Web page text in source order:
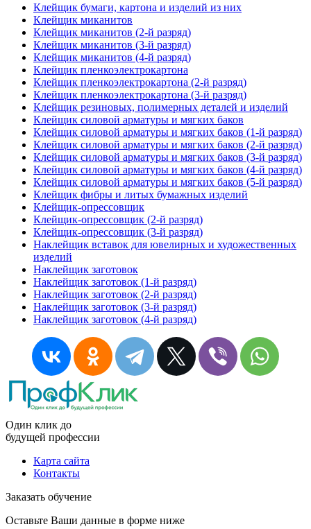
Клейщик бумаги, картона и изделий из них
Клейщик миканитов
Клейщик миканитов (2-й разряд)
Клейщик миканитов (3-й разряд)
Клейщик миканитов (4-й разряд)
Клейщик пленкоэлектрокартона
Клейщик пленкоэлектрокартона (2-й разряд)
Клейщик пленкоэлектрокартона (3-й разряд)
Клейщик резиновых, полимерных деталей и изделий
Клейщик силовой арматуры и мягких баков
Клейщик силовой арматуры и мягких баков (1-й разряд)
Клейщик силовой арматуры и мягких баков (2-й разряд)
Клейщик силовой арматуры и мягких баков (3-й разряд)
Клейщик силовой арматуры и мягких баков (4-й разряд)
Клейщик силовой арматуры и мягких баков (5-й разряд)
Клейщик фибры и литых бумажных изделий
Клейщик-опрессовщик
Клейщик-опрессовщик (2-й разряд)
Клейщик-опрессовщик (3-й разряд)
Наклейщик вставок для ювелирных и художественных
изделий
Наклейщик заготовок
Наклейщик заготовок (1-й разряд)
Наклейщик заготовок (2-й разряд)
Наклейщик заготовок (3-й разряд)
Наклейщик заготовок (4-й разряд)
Один клик до
будущей профессии
Карта сайта
Контакты
Заказать обучение
Оставьте Ваши данные в форме ниже